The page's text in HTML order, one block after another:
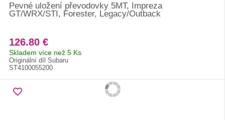
Pevné uložení převodovky 5MT, Impreza
GT/WRX/STI, Forester, Legacy/Outback
126.80 €
Skladem více než 5 Ks
Originální díl Subaru
ST4100055200